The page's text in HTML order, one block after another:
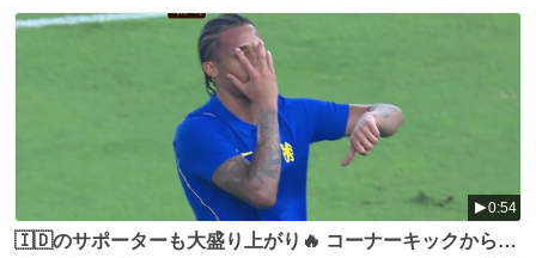
0:54
🇮🇩のサポーターも大盛り上がり🔥 コーナーキックからの